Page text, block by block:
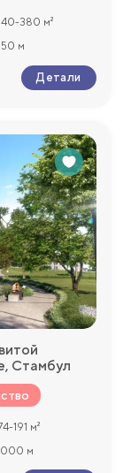
380 м²
м
Детали
Стамбул
191 м²
м